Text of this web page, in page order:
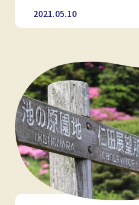
2021.05.10